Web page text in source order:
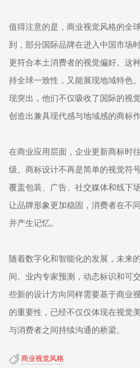
值得注意的是，商业视觉风格的全
到，部分国际品牌在进入中国市场
更符合本土消费者的视觉偏好。这
持全球一致性，又能展现地域特色
现突出，他们不仅吸收了国际的视
创造出兼具现代感与地域感的商标作
在商业应用层面，企业更新商标时
级。商标设计不再是简单的视觉符
覆盖包装、广告、社交媒体和线下
让品牌形象更加稳固，消费者在不
并产生记忆。
随着数字化和智能化的发展，未来
间。业内专家预测，动态标识和可
些新的设计方向同样需要基于商业
的重要性，已经不仅仅体现在视觉
与消费者之间持续沟通的桥梁。
商业视觉风格